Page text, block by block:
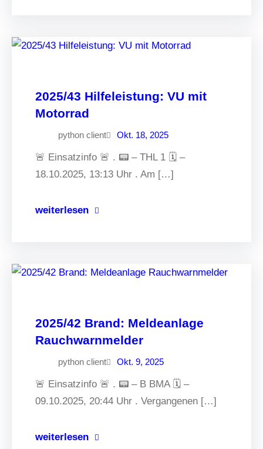
2025/43 Hilfeleistung: VU mit
Motorrad
python client Okt. 18, 2025
🚨 Einsatzinfo 🚨 . 📟 – THL 1 🗓 –
18.10.2025, 13:13 Uhr . Am […]
weiterlesen
2025/42 Brand: Meldeanlage
Rauchwarnmelder
python client Okt. 9, 2025
🚨 Einsatzinfo 🚨 . 📟 – B BMA 🗓 –
09.10.2025, 20:44 Uhr . Vergangenen […]
weiterlesen